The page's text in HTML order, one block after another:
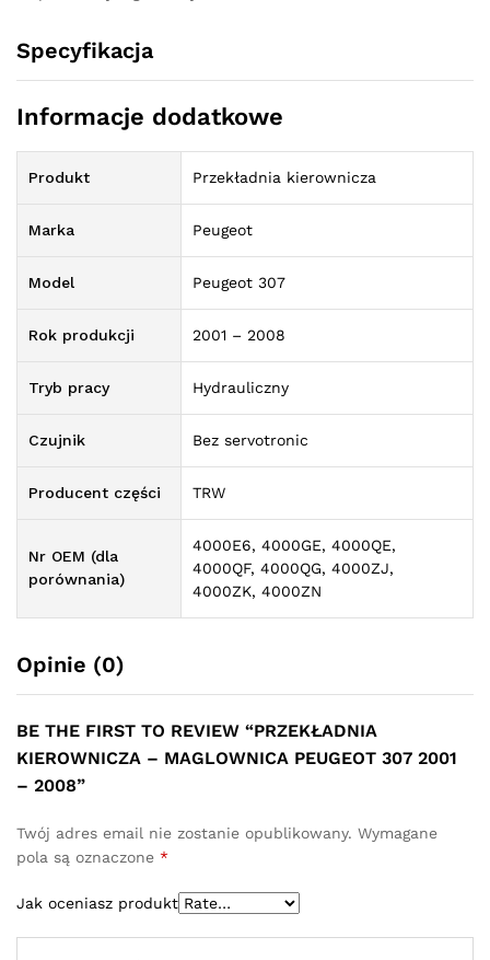
Specyfikacja
Informacje dodatkowe
Produkt Przekładnia kierownicza
Marka Peugeot
Model Peugeot 307
Rok produkcji 2001 – 2008
Tryb pracy Hydrauliczny
Czujnik Bez servotronic
Producent części TRW
Nr OEM (dla
porównania)
4000E6, 4000GE, 4000QE,
4000QF, 4000QG, 4000ZJ,
4000ZK, 4000ZN
Opinie (0)
BE THE FIRST TO REVIEW “PRZEKŁADNIA
KIEROWNICZA – MAGLOWNICA PEUGEOT 307 2001
– 2008”
Twój adres email nie zostanie opublikowany. Wymagane
pola są oznaczone *
Jak oceniasz produkt